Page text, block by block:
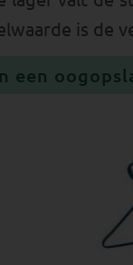
is de
een